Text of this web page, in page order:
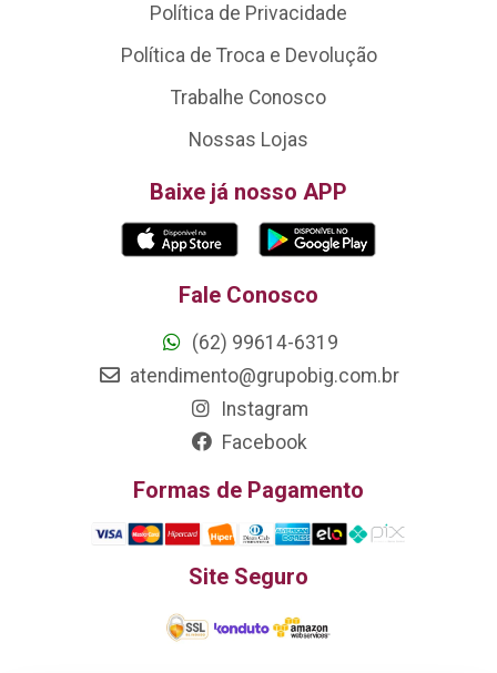
Política de Privacidade
Política de Troca e Devolução
Trabalhe Conosco
Nossas Lojas
Baixe já nosso APP
Fale Conosco
(62) 99614-6319
atendimento@grupobig.com.br
Instagram
Facebook
Formas de Pagamento
Site Seguro